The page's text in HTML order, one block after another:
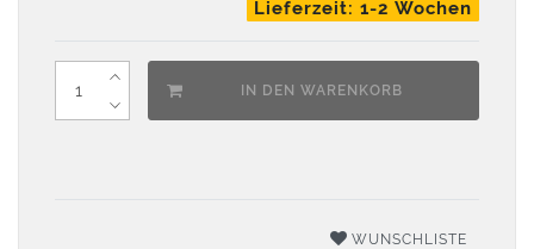
Lieferzeit: 1-2 Wochen
IN DEN WARENKORB
WUNSCHLISTE